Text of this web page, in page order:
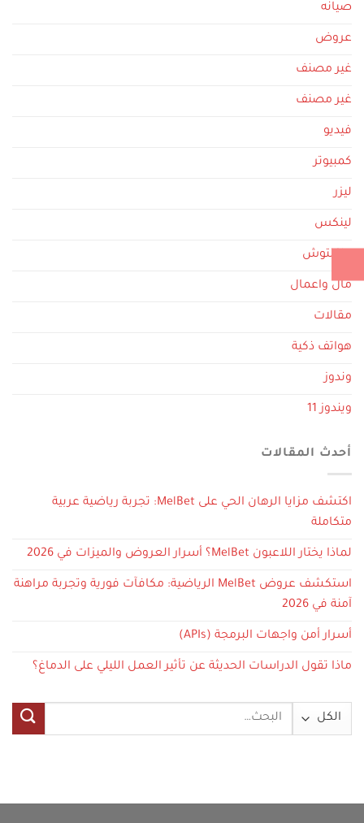
صيانه
عروض
غير مصنف
غير مصنف
فيديو
كمبيوتر
ليزر
لينكس
ماكنتوش
مال واعمال
مقالات
هواتف ذكية
وندوز
ويندوز 11
أحدث المقالات
اكتشف مزايا الرهان الحي على MelBet: تجربة رياضية عربية
متكاملة
لماذا يختار اللاعبون MelBet؟ أسرار العروض والميزات في 2026
استكشف عروض MelBet الرياضية: مكافآت فورية وتجربة مراهنة
آمنة في 2026
أسرار أمن واجهات البرمجة (APIs)
ماذا تقول الدراسات الحديثة عن تأثير العمل الليلي على الدماغ؟
البحث